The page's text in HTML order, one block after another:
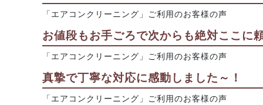
「エアコンクリーニング」ご利用のお客様の声
お値段もお手ごろで次からも絶対ここに
「エアコンクリーニング」ご利用のお客様の声
真摯で丁寧な対応に感動しました～！
「エアコンクリーニング」ご利用のお客様の声